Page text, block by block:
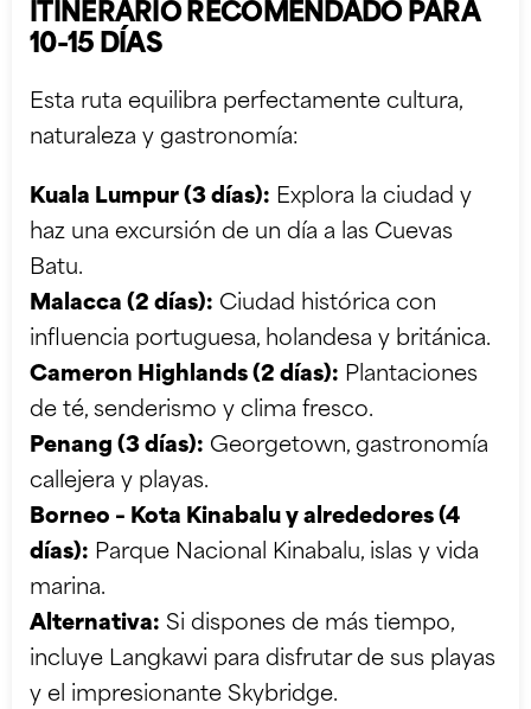
ITINERARIO RECOMENDADO PARA
10-15 DÍAS
Esta ruta equilibra perfectamente cultura,
naturaleza y gastronomía:
Kuala Lumpur (3 días): Explora la ciudad y
haz una excursión de un día a las Cuevas
Batu.
Malacca (2 días): Ciudad histórica con
influencia portuguesa, holandesa y británica.
Cameron Highlands (2 días): Plantaciones
de té, senderismo y clima fresco.
Penang (3 días): Georgetown, gastronomía
callejera y playas.
Borneo – Kota Kinabalu y alrededores (4
días): Parque Nacional Kinabalu, islas y vida
marina.
Alternativa: Si dispones de más tiempo,
incluye Langkawi para disfrutar de sus playas
y el impresionante Skybridge.